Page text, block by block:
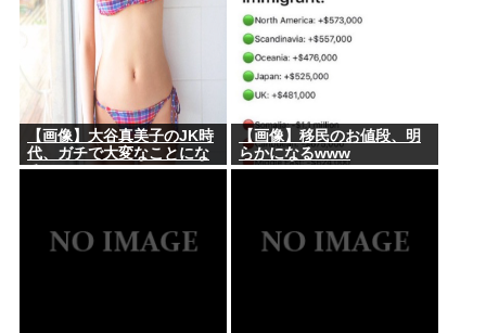
【画像】大谷真美子のJK時
代、ガチで大変なことにな
るwww
【画像】移民のお値段、明
らかになるwww